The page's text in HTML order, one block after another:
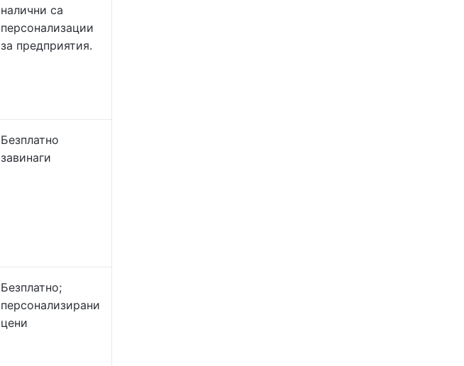
налични са
персонализации
за предприятия.
Безплатно
завинаги
Безплатно;
персонализирани
цени